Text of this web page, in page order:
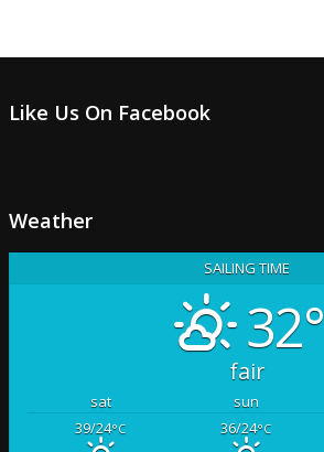
Like Us On Facebook
Weather
SAILING TIME
32°
fair
sat sun
39/24°C 36/24°C